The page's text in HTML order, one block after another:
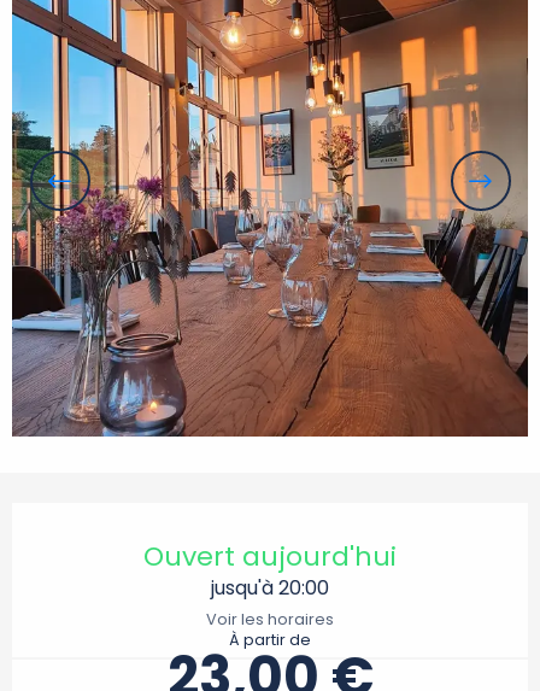
Ouvert aujourd'hui
jusqu'à 20:00
Voir les horaires
À partir de